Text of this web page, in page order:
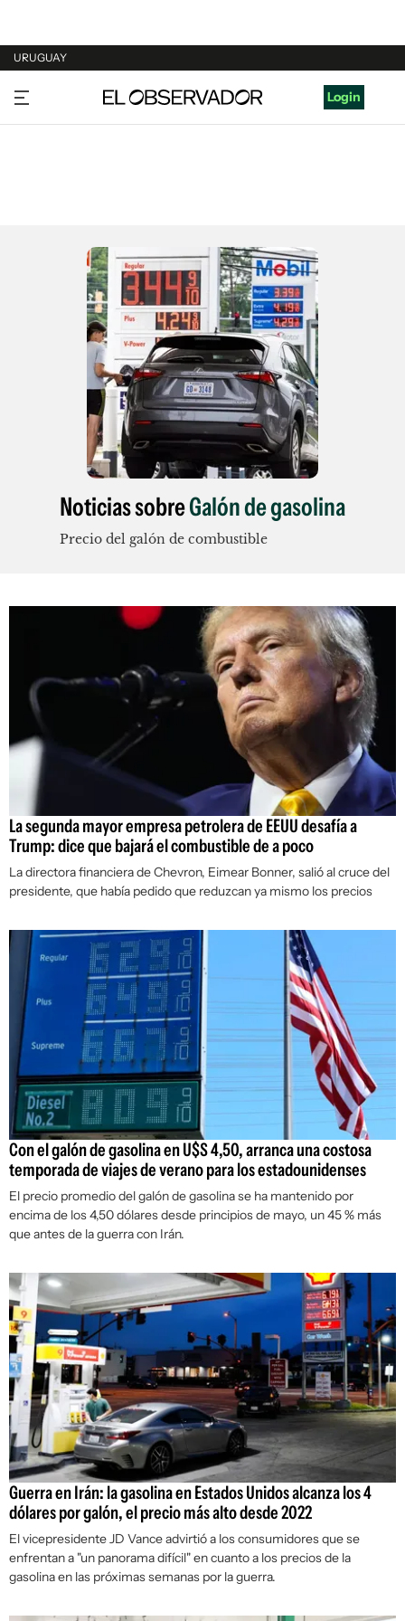
URUGUAY
URUGUAY
ARGENTINA
Login
Noticias sobreGalón de gasolina
Precio del galón de combustible
La segunda mayor empresa petrolera de EEUU desafía a
Trump: dice que bajará el combustible de a poco
La directora financiera de Chevron, Eimear Bonner, salió al cruce del
presidente, que había pedido que reduzcan ya mismo los precios
Con el galón de gasolina en U$S 4,50, arranca una costosa
temporada de viajes de verano para los estadounidenses
El precio promedio del galón de gasolina se ha mantenido por
encima de los 4,50 dólares desde principios de mayo, un 45 % más
que antes de la guerra con Irán.
Guerra en Irán: la gasolina en Estados Unidos alcanza los 4
dólares por galón, el precio más alto desde 2022
El vicepresidente JD Vance advirtió a los consumidores que se
enfrentan a "un panorama difícil" en cuanto a los precios de la
gasolina en las próximas semanas por la guerra.